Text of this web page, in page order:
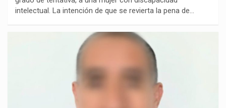
intelectual. La intención de que se revierta la pena de…